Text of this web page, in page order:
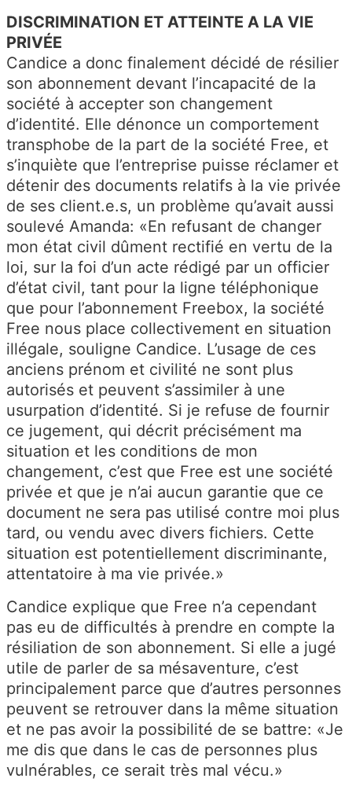
DISCRIMINATION ET ATTEINTE A LA VIE
PRIVÉE
Candice a donc finalement décidé de résilier
son abonnement devant l’incapacité de la
société à accepter son changement
d’identité. Elle dénonce un comportement
transphobe de la part de la société Free, et
s’inquiète que l’entreprise puisse réclamer et
détenir des documents relatifs à la vie privée
de ses client.e.s, un problème qu’avait aussi
soulevé Amanda: «En refusant de changer
mon état civil dûment rectifié en vertu de la
loi, sur la foi d’un acte rédigé par un officier
d’état civil, tant pour la ligne téléphonique
que pour l’abonnement Freebox, la société
Free nous place collectivement en situation
illégale, souligne Candice. L’usage de ces
anciens prénom et civilité ne sont plus
autorisés et peuvent s’assimiler à une
usurpation d’identité. Si je refuse de fournir
ce jugement, qui décrit précisément ma
situation et les conditions de mon
changement, c’est que Free est une société
privée et que je n’ai aucun garantie que ce
document ne sera pas utilisé contre moi plus
tard, ou vendu avec divers fichiers. Cette
situation est potentiellement discriminante,
attentatoire à ma vie privée.»
Candice explique que Free n’a cependant
pas eu de difficultés à prendre en compte la
résiliation de son abonnement. Si elle a jugé
utile de parler de sa mésaventure, c’est
principalement parce que d’autres personnes
peuvent se retrouver dans la même situation
et ne pas avoir la possibilité de se battre: «Je
me dis que dans le cas de personnes plus
vulnérables, ce serait très mal vécu.»